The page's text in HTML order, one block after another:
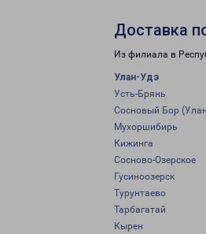
Доставка
Из филиала в
Улан-Удэ
Усть-Брянь
Сосновый Бор
Мухоршибирь
Кижинга
Сосново-Озерское
Гусиноозерск
Турунтаево
Тарбагатай
Кырен